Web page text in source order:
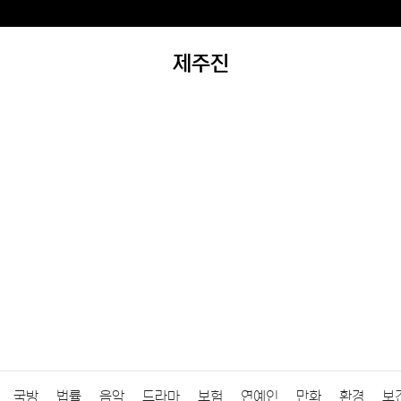
제주진
국방 법률 음악 드라마 보험 연예인 만화 환경 보